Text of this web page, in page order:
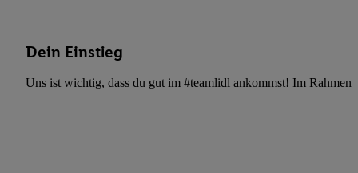
Dein Einstieg
Uns ist wichtig, dass du gut im #teamlidl ankommst! Im Rahmen